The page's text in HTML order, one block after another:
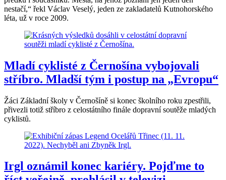
nestačí,“ řekl Václav Veselý, jeden ze zakladatelů Kutnohorského
léta, už v roce 2009.
Mladí cyklisté z Černošína vybojovali
stříbro. Mladší tým i postup na „Evropu“
Žáci Základní školy v Černošíně si konec školního roku zpestřili,
přivezli totiž stříbro z celostátního finále dopravní soutěže mladých
cyklistů.
Irgl oznámil konec kariéry. Pojďme to